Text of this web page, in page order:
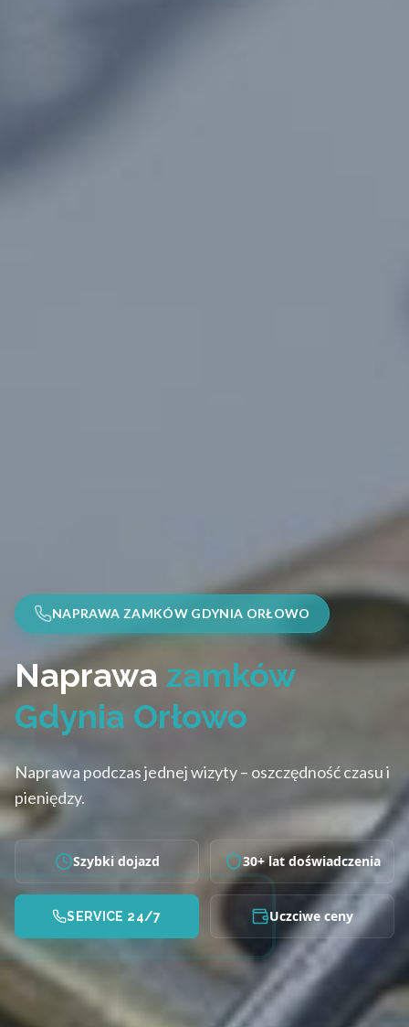
NAPRAWA ZAMKÓW GDYNIA ORŁOWO
Naprawa zamków
Gdynia Orłowo
Naprawa podczas jednej wizyty – oszczędność czasu i
pieniędzy.
Szybki dojazd 30+ lat doświadczenia
SERVICE 24/7 Uczciwe ceny